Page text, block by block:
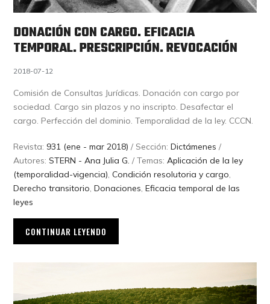
DONACIÓN CON CARGO. EFICACIA
TEMPORAL. PRESCRIPCIÓN. REVOCACIÓN
2018-07-12
Comisión de Consultas Jurídicas. Donación con cargo por
sociedad. Cargo sin plazos y no inscripto. Desafectar el
cargo. Perfección del dominio. Temporalidad de la ley. CCCN.
Revista: 931 (ene - mar 2018) / Sección:Dictámenes /
Autores:STERN - Ana Julia G. / Temas:Aplicación de la ley
(temporalidad-vigencia),Condición resolutoria y cargo,
Derecho transitorio,Donaciones,Eficacia temporal de las
leyes
CONTINUAR LEYENDO